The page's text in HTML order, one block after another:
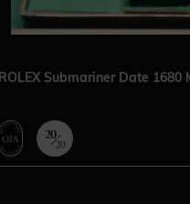
ROLEX Submariner Date 1680